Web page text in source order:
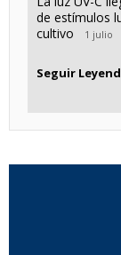
de estímulos
cultivo
1 julio
Seguir